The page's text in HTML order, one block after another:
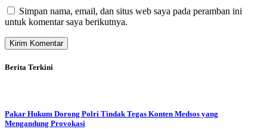
Simpan nama, email, dan situs web saya pada peramban ini
untuk komentar saya berikutnya.
Berita Terkini
Pakar Hukum Dorong Polri Tindak Tegas Konten Medsos yang
Mengandung Provokasi